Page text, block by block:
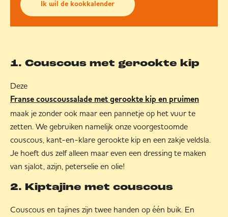
Ik wil de kookkalender
1. Couscous met gerookte kip
Deze
Franse couscoussalade met gerookte kip en pruimen
maak je zonder ook maar een pannetje op het vuur te
zetten. We gebruiken namelijk onze voorgestoomde
couscous, kant-en-klare gerookte kip en een zakje veldsla.
Je hoeft dus zelf alleen maar even een dressing te maken
van sjalot, azijn, peterselie en olie!
2. Kiptajine met couscous
Couscous en tajines zijn twee handen op één buik. En